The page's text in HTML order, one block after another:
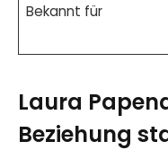
Bekannt für
Laura
Beziehung